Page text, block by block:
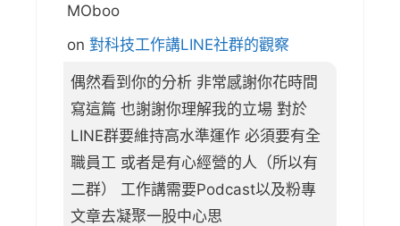
MOboo
on 對科技工作講LINE社群的觀察
偶然看到你的分析 非常感謝你花時間
寫這篇 也謝謝你理解我的立場 對於
LINE群要維持高水準運作 必須要有全
職員工 或者是有心經營的人（所以有
二群） 工作講需要Podcast以及粉專
文章去凝聚一股中心思